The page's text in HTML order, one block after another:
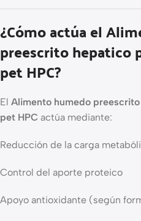
¿Cómo actúa el
preescrito hepatico
pet HPC?
El Alimento humedo
pet HPC actúa mediante:
Reducción de la carga
Control del aporte proteico
Apoyo antioxidante (según